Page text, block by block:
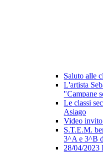
Saluto alle
L'artista
"Campane
Le classi
Asiago
Video invito
S.T.E.M.
3^A e 3^B
28/04/2023